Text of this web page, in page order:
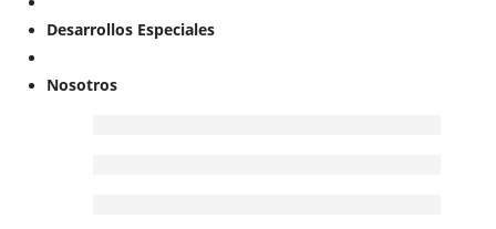
Desarrollos Especiales
Nosotros